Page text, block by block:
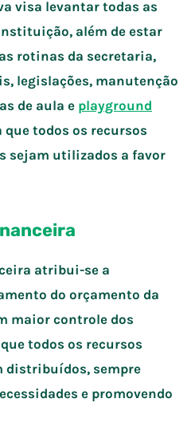
visa levantar todas as
além de estar
rotinas da secretaria,
legislações, manutenção
de aula e playground
que todos os recursos
sejam utilizados a favor
atribui-se a
do orçamento da
maior controle dos
todos os recursos
distribuídos, sempre
e promovendo